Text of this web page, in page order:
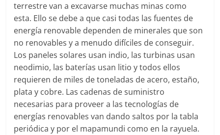
terrestre van a excavarse muchas minas como
esta. Ello se debe a que casi todas las fuentes de
energía renovable dependen de minerales que son
no renovables y a menudo difíciles de conseguir.
Los paneles solares usan indio, las turbinas usan
neodimio, las baterías usan litio y todos ellos
requieren de miles de toneladas de acero, estaño,
plata y cobre. Las cadenas de suministro
necesarias para proveer a las tecnologías de
energías renovables van dando saltos por la tabla
periódica y por el mapamundi como en la rayuela.